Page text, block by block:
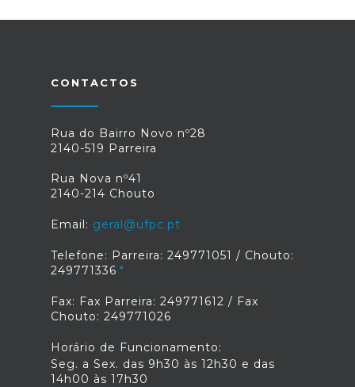
CONTACTOS
Rua do Bairro Novo nº28
2140-519 Parreira
Rua Nova nº41
2140-214 Chouto
Email: geral@ufpc.pt
Telefone: Parreira: 249771051 / Chouto:
249771336
Fax: Fax Parreira: 249771612 / Fax
Chouto: 249771026
Horário de Funcionamento:
Seg. a Sex. das 9h30 às 12h30 e das
14h00 às 17h30